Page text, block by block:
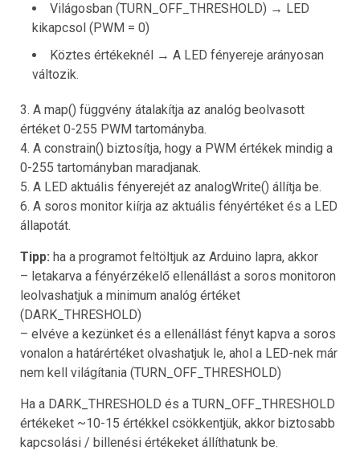
Világosban (TURN_OFF_THRESHOLD) → LED
kikapcsol (PWM = 0)
Köztes értékeknél → A LED fényereje arányosan
változik.
3. A map() függvény átalakítja az analóg beolvasott
értéket 0-255 PWM tartományba.
4. A constrain() biztosítja, hogy a PWM értékek mindig a
0-255 tartományban maradjanak.
5. A LED aktuális fényerejét az analogWrite() állítja be.
6. A soros monitor kiírja az aktuális fényértéket és a LED
állapotát.
Tipp: ha a programot feltöltjuk az Arduino lapra, akkor
– letakarva a fényérzékelő ellenállást a soros monitoron
leolvashatjuk a minimum analóg értéket
(DARK_THRESHOLD)
– elvéve a kezünket és a ellenállást fényt kapva a soros
vonalon a határértéket olvashatjuk le, ahol a LED-nek már
nem kell világítania (TURN_OFF_THRESHOLD)
Ha a DARK_THRESHOLD és a TURN_OFF_THRESHOLD
értékeket ~10-15 értékkel csökkentjük, akkor biztosabb
kapcsolási / billenési értékeket állíthatunk be.